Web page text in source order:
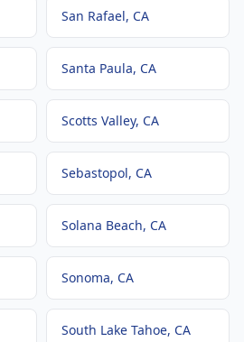
San Rafael, CA
Santa Paula, CA
Scotts Valley, CA
Sebastopol, CA
Solana Beach, CA
Sonoma, CA
South Lake Tahoe, CA